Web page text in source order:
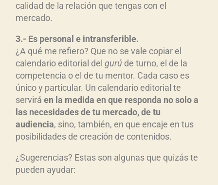
calidad de la relación que tengas con el
mercado.
3.- Es personal e intransferible.
¿A qué me refiero? Que no se vale copiar el
calendario editorial del gurú de turno, el de la
competencia o el de tu mentor. Cada caso es
único y particular. Un calendario editorial te
servirá en la medida en que responda no solo a
las necesidades de tu mercado, de tu
audiencia, sino, también, en que encaje en tus
posibilidades de creación de contenidos.
¿Sugerencias? Estas son algunas que quizás te
pueden ayudar: